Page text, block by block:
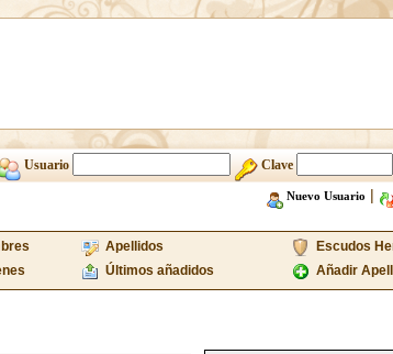
Usuario Clave
Nuevo Usuario |
Apellidos
Escudos
Últimos añadidos Añadir